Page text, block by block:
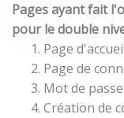
Pages ayant fait
pour le double
Page
Page de
Mot de
Création de